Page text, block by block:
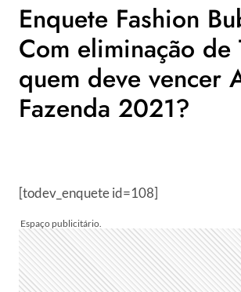
Enquete Fashion
Com eliminação de
quem deve vencer
Fazenda 2021?
[todev_enquete id=108]